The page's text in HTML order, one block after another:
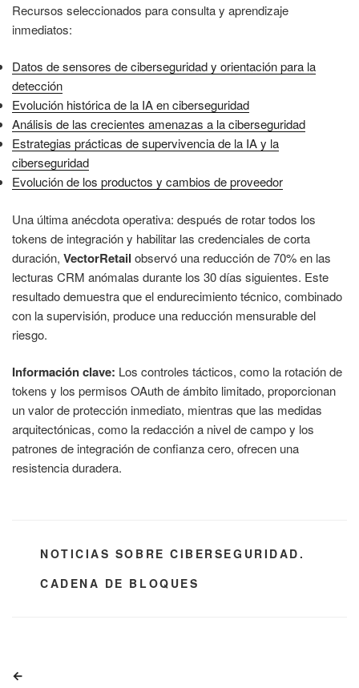
Recursos seleccionados para consulta y aprendizaje
inmediatos:
Datos de sensores de ciberseguridad y orientación para la
detección
Evolución histórica de la IA en ciberseguridad
Análisis de las crecientes amenazas a la ciberseguridad
Estrategias prácticas de supervivencia de la IA y la
ciberseguridad
Evolución de los productos y cambios de proveedor
Una última anécdota operativa: después de rotar todos los
tokens de integración y habilitar las credenciales de corta
duración, VectorRetail observó una reducción de 70% en las
lecturas CRM anómalas durante los 30 días siguientes. Este
resultado demuestra que el endurecimiento técnico, combinado
con la supervisión, produce una reducción mensurable del
riesgo.
Información clave: Los controles tácticos, como la rotación de
tokens y los permisos OAuth de ámbito limitado, proporcionan
un valor de protección inmediato, mientras que las medidas
arquitectónicas, como la redacción a nivel de campo y los
patrones de integración de confianza cero, ofrecen una
resistencia duradera.
CATEGORÍAS
NOTICIAS SOBRE CIBERSEGURIDAD.
ETIQUETAS
CADENA DE BLOQUES